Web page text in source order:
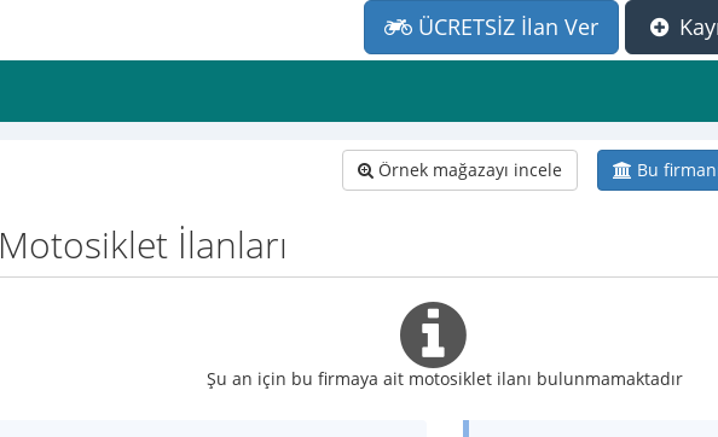
ÜCRETSİZ İlan Ver
Bu
Örnek mağazayı incele
Motosiklet İlanları
Şu an için bu firmaya ait motosiklet ilanı bulunmamaktadır